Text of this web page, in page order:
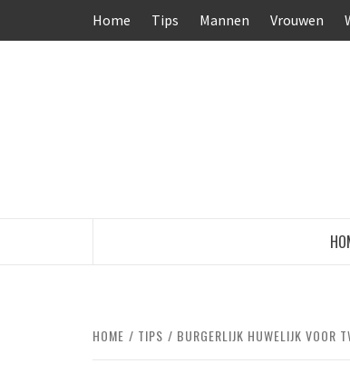
Home Tips Mannen Vrouwen
HOME TIPS BURGERLIJK HUWELIJK VOOR